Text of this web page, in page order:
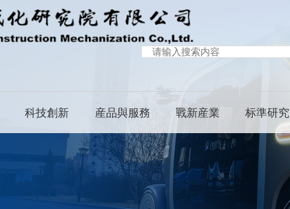
科技創新 産品與服務 戰新産業 标準研究